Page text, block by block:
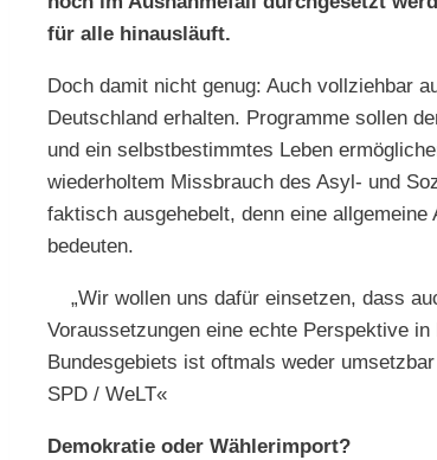
für alle hinausläuft.
Doch damit nicht genug: Auch vollziehbar
Deutschland erhalten. Programme sollen
und ein selbstbestimmtes Leben
wiederholtem Missbrauch des Asyl- und
faktisch ausgehebelt, denn eine
bedeuten.
„Wir wollen uns dafür einsetzen, dass
Voraussetzungen eine echte Perspektive
Bundesgebiets ist oftmals weder
SPD / WeLT«
Demokratie oder Wählerimport?